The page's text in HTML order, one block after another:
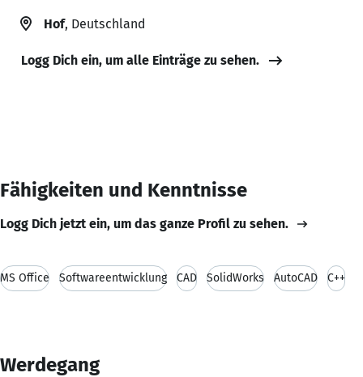
Hof, Deutschland
Logg Dich ein, um alle Einträge zu sehen.
Fähigkeiten und Kenntnisse
Logg Dich jetzt ein, um das ganze Profil zu sehen.
MS Office Softwareentwicklung CAD SolidWorks AutoCAD C++
Werdegang